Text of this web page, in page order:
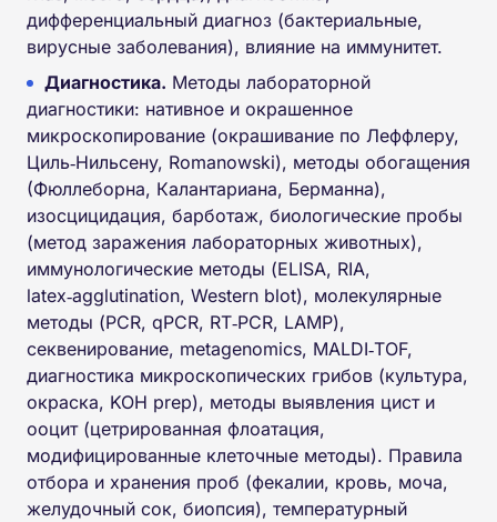
дифференциальный диагноз (бактериальные,
вирусные заболевания), влияние на иммунитет.
Диагностика. Методы лабораторной
диагностики: нативное и окрашенное
микроскопирование (окрашивание по Леффлеру,
Циль‑Нильсену, Romanowski), методы обогащения
(Фюллеборна, Калантариана, Берманна),
изосцицидация, барботаж, биологические пробы
(метод заражения лабораторных животных),
иммунологические методы (ELISA, RIA,
latex‑agglutination, Western blot), молекулярные
методы (PCR, qPCR, RT‑PCR, LAMP),
секвенирование, metagenomics, MALDI‑TOF,
диагностика микроскопических грибов (культура,
окраска, KOH prep), методы выявления цист и
ооцит (цетрированная флоатация,
модифицированные клеточные методы). Правила
отбора и хранения проб (фекалии, кровь, моча,
желудочный сок, биопсия), температурный